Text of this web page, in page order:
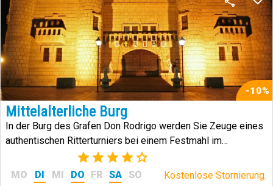
-10%
Mittelalterliche Burg
In der Burg des Grafen Don Rodrigo werden Sie Zeuge eines
authentischen Ritterturniers bei einem Festmahl im
mittelalterlichen Stil.
(7)
MO DI MI DO FR SA SO Kostenlose Stornierung.